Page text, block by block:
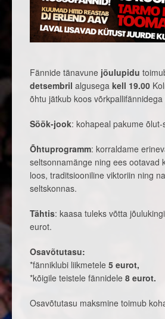
Fännide tänavune jõulupidu
detsembril algusega kell 19.00
õhtu jätkub koos võrkpallifännidega
Söök-jook: kohapeal pakume
Õhtuprogramm: korraldame
seltsonnamänge ning ees ootavad
loos, traditsiooniline viktoriin ning
seltskonnas.
Tähtis: kaasa tuleks võtta
eurot.
Osavõtutasu:
*fänniklubi liikmetele 5 eurot,
*kõigile teistele fännidele 8 eurot.
Osavõtutasu maksmine toimub